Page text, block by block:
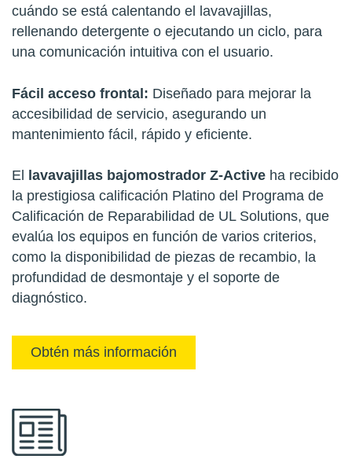
cuándo se está calentando el lavavajillas,
rellenando detergente o ejecutando un ciclo, para
una comunicación intuitiva con el usuario.
Fácil acceso frontal: Diseñado para mejorar la
accesibilidad de servicio, asegurando un
mantenimiento fácil, rápido y eficiente.
El lavavajillas bajomostrador Z-Active ha recibido
la prestigiosa calificación Platino del Programa de
Calificación de Reparabilidad de UL Solutions, que
evalúa los equipos en función de varios criterios,
como la disponibilidad de piezas de recambio, la
profundidad de desmontaje y el soporte de
diagnóstico.
Obtén más información